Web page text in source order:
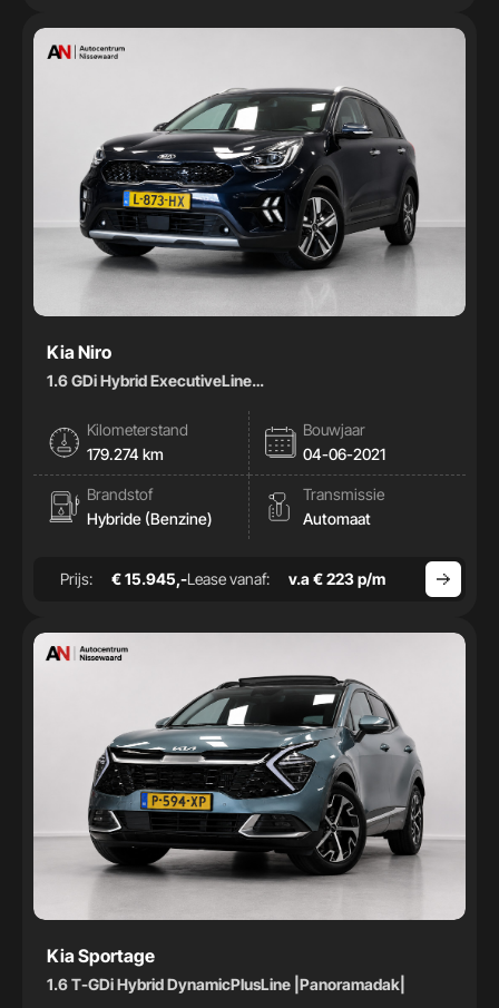
Kia Niro
1.6 GDi Hybrid ExecutiveLine
Kilometerstand
179.274 km
Bouwjaar
04-06-2021
Brandstof
Hybride (Benzine)
Transmissie
Automaat
Prijs: € 15.945,-Lease vanaf: v.a € 223 p/m
Kia Sportage
1.6 T-GDi Hybrid DynamicPlusLine |Panoramadak|